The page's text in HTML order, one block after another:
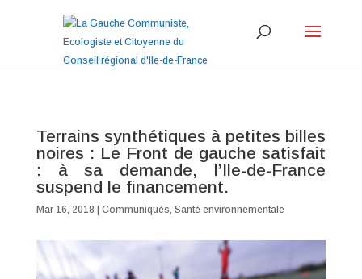
Terrains synthétiques à petites billes
noires : Le Front de gauche satisfait
: à sa demande, l’Ile-de-France
suspend le financement.
Mar 16, 2018 Communiqués, Santé environnementale